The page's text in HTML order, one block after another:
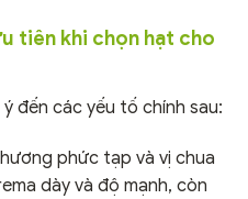
tiên khi chọn hạt cho
đến các yếu tố chính sau:
phức tạp và vị chua
dày và độ mạnh, còn